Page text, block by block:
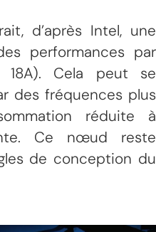
d’après Intel, une
performances par
Cela peut se
des fréquences plus
réduite à
Ce nœud reste
de conception du